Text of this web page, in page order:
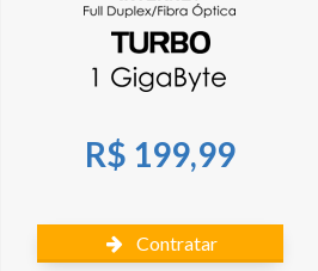
R$ 199,99
Contratar